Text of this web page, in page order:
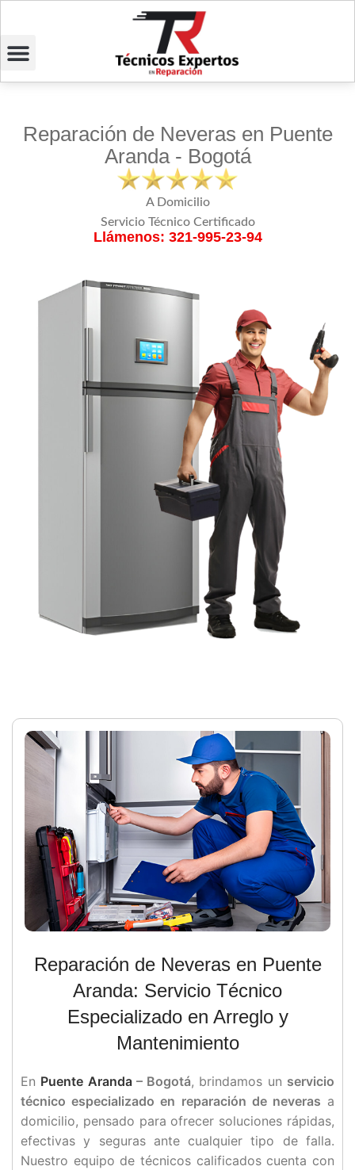
Reparación de Neveras en Puente
Aranda - Bogotá
A Domicilio
Servicio Técnico Certificado
Llámenos: 321-995-23-94
Reparación de Neveras en Puente
Aranda: Servicio Técnico
Especializado en Arreglo y
Mantenimiento
En Puente Aranda– Bogotá, brindamos un servicio
técnico especializado en reparación de neveras a
domicilio, pensado para ofrecer soluciones rápidas,
efectivas y seguras ante cualquier tipo de falla.
Nuestro equipo de técnicos calificados cuenta con